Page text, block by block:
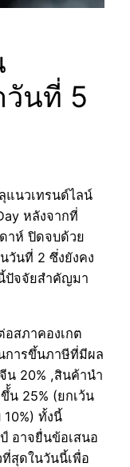
วันที่ 5
แนวเทรนด์ไลน์
หลังจากที่
าห์ ปิดจบด้วย
วันที่ 2 ซึ่งยังคง
ปัจจัยสำคัญมา
สภาคองเกต
การขึ้นภาษีที่มีผล
น 20% ,สินค้านำ
น 25% (ยกเว้น
10%) ทั้งนี้
อาจยื่นข้อเสนอ
สุดในวันนี้เพื่อ